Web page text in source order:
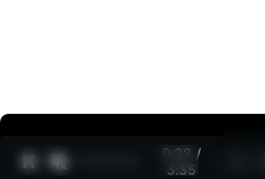
0:30 /
3:35